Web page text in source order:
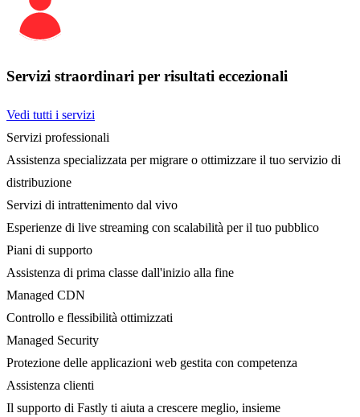
Servizi straordinari per risultati eccezionali
Vedi tutti i servizi
Servizi professionali
Assistenza specializzata per migrare o ottimizzare il tuo servizio di
distribuzione
Servizi di intrattenimento dal vivo
Esperienze di live streaming con scalabilità per il tuo pubblico
Piani di supporto
Assistenza di prima classe dall'inizio alla fine
Managed CDN
Controllo e flessibilità ottimizzati
Managed Security
Protezione delle applicazioni web gestita con competenza
Assistenza clienti
Il supporto di Fastly ti aiuta a crescere meglio, insieme